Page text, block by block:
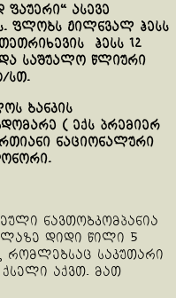
ასევე
ფლობს ჟილნვალ ჰესს
ჰესს 12
საშუალო წლიური
სთ.
ბანკის
( ექს პრემიერ
ნაციონალური
ნავთობკომპანია
დიდი წილი 5
რომლებსაც საკუთარი
ქსელი აქვთ. მათ